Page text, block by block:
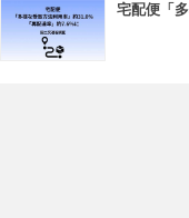
宅配便「